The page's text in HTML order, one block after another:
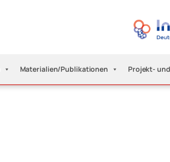
Materialien/Publikationen Projekt-